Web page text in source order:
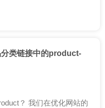
类链接中的product-
？ 我们在优化网站的